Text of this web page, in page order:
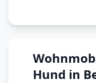
Hund in